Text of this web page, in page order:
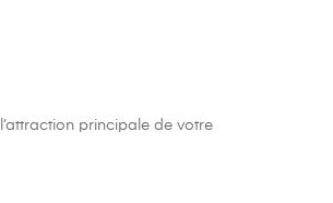
principale de votre